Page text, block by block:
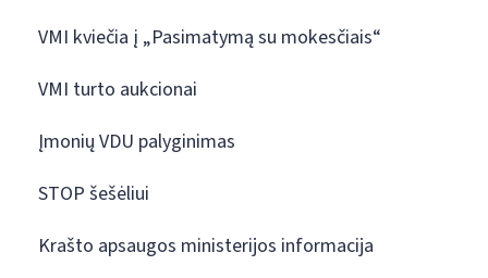
VMI kviečia į „Pasimatymą su mokesčiais“
VMI turto aukcionai
Įmonių VDU palyginimas
STOP šešėliui
Krašto apsaugos ministerijos informacija